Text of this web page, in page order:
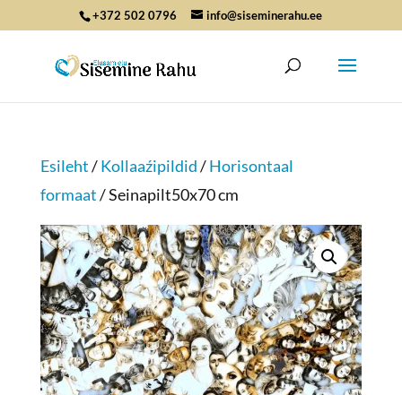
+372 502 0796 info@siseminerahu.ee
Esileht/Kollaaźipildid/Horisontaal
formaat/ Seinapilt50x70 cm